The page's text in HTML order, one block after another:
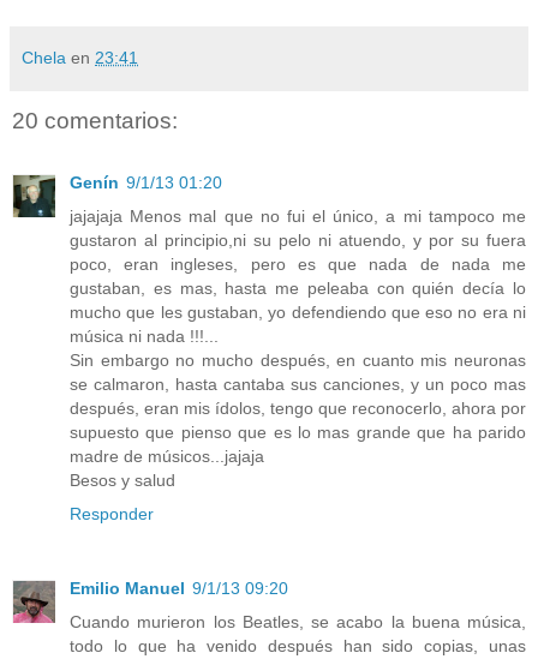
Chela en 23:41
20 comentarios:
Genín 9/1/13 01:20
jajajaja Menos mal que no fui el único, a mi tampoco me
gustaron al principio,ni su pelo ni atuendo, y por su fuera
poco, eran ingleses, pero es que nada de nada me
gustaban, es mas, hasta me peleaba con quién decía lo
mucho que les gustaban, yo defendiendo que eso no era ni
música ni nada !!!...
Sin embargo no mucho después, en cuanto mis neuronas
se calmaron, hasta cantaba sus canciones, y un poco mas
después, eran mis ídolos, tengo que reconocerlo, ahora por
supuesto que pienso que es lo mas grande que ha parido
madre de músicos...jajaja
Besos y salud
Responder
Emilio Manuel 9/1/13 09:20
Cuando murieron los Beatles, se acabo la buena música,
todo lo que ha venido después han sido copias, unas